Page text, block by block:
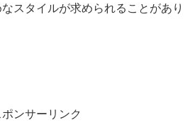
スタイルが求められることがあり
ポンサーリンク